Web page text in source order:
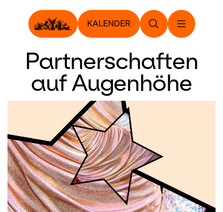
KALENDER
Partnerschaften
auf Augenhöhe